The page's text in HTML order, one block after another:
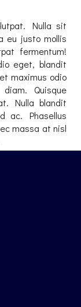
Nulla sit
eu justo mollis
fermentum!
eget, blandit
maximus odio
Quisque
Nulla blandit
ac. Phasellus
massa at nisl